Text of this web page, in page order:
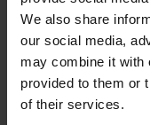
We also share
our social media,
may combine it with
provided to them or
of their services.
Word
unieke
Blijf op
en